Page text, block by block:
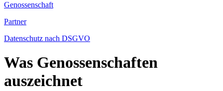
Genossenschaft
Partner
Datenschutz nach DSGVO
Was Genossenschaften
auszeichnet